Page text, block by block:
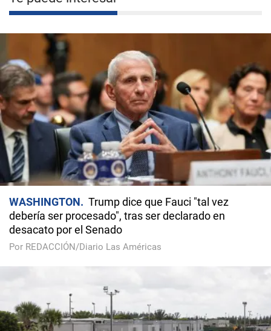
WASHINGTON
Trump dice que Fauci "tal vez
debería ser procesado", tras ser declarado en
desacato por el Senado
Por REDACCIÓN/Diario Las Américas